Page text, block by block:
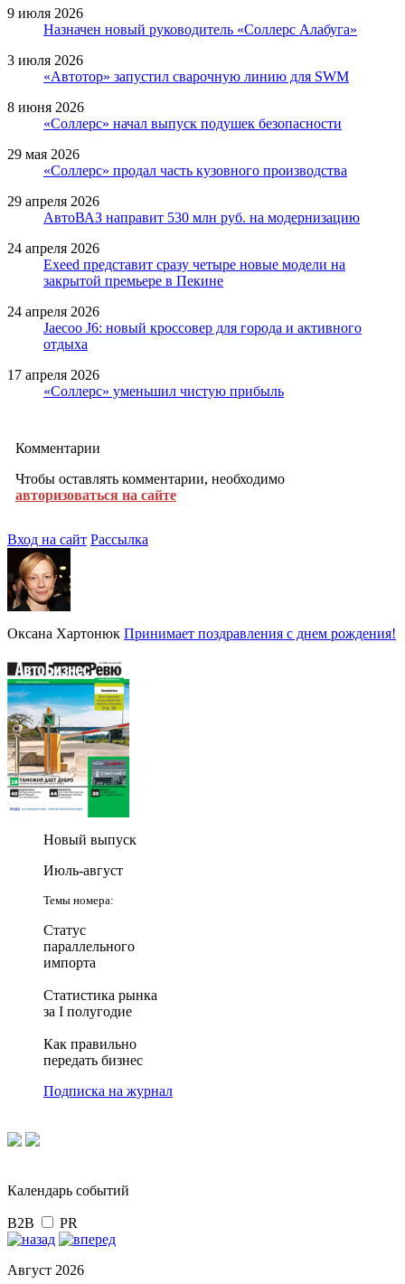
9 июля 2026
Назначен новый руководитель «Соллерс Алабуга»
3 июля 2026
«Автотор» запустил сварочную линию для SWM
8 июня 2026
«Соллерс» начал выпуск подушек безопасности
29 мая 2026
«Соллерс» продал часть кузовного производства
29 апреля 2026
АвтоВАЗ направит 530 млн руб. на модернизацию
24 апреля 2026
Exeed представит сразу четыре новые модели на
закрытой премьере в Пекине
24 апреля 2026
Jaecoo J6: новый кроссовер для города и активного
отдыха
17 апреля 2026
«Соллерс» уменьшил чистую прибыль
Комментарии
Чтобы оставлять комментарии, необходимо
авторизоваться на сайте
Вход на сайт Рассылка
Оксана Хартонюк Принимает поздравления с днем рождения!
Новый выпуск
Июль-август
Темы номера:
Статус
параллельного
импорта
Статистика рынка
за I полугодие
Как правильно
передать бизнес
Подписка на журнал
Календарь событий
B2B PR
Август 2026